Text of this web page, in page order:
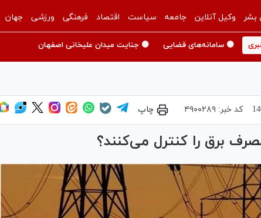
بشر وکیل آنلاین جامعه سیاست اقتصاد فرهنگی ورزشی جهان
🟡 سامانه‌های قضایی 🟡 جنایت میدان علیخانی اصفهان
کد خبر: ۴۹۰۰۲۸۹ چاپ
برق را کنترل می‌کنند؟